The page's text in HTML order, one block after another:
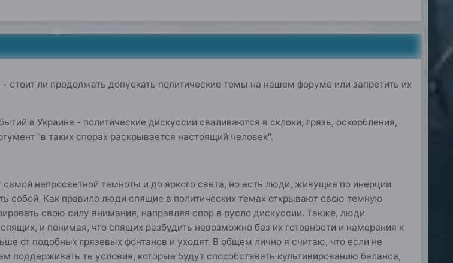
стоит ли продолжать допускать политические темы на нашем форуме или запретить их
в Украине - политические дискуссии сваливаются в склоки, грязь, оскорбления,
"в таких спорах раскрывается настоящий человек".
самой непросветной темноты и до яркого света, но есть люди, живущие по инерции
собой. Как правило люди спящие в политических темах открывают свою темную
свою силу внимания, направляя спор в русло дискуссии. Также, люди
и понимая, что спящих разбудить невозможно без их готовности и намерения к
от подобных грязевых фонтанов и уходят. В общем лично я считаю, что если не
поддерживать те условия, которые будут способстввать культивированию баланса,